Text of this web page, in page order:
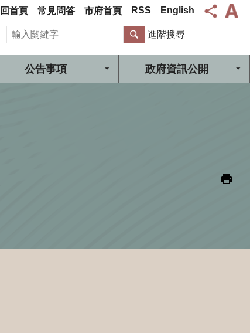
回首頁 常見問答 市府首頁 RSS English
公告事項 政府資訊公開
搜尋 進階搜尋